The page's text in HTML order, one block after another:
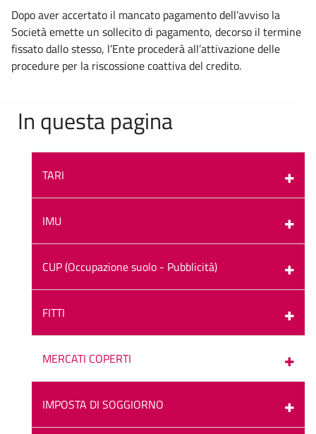
Dopo aver accertato il mancato pagamento dell’avviso la
Società emette un sollecito di pagamento, decorso il termine
fissato dallo stesso, l’Ente procederà all’attivazione delle
procedure per la riscossione coattiva del credito.
In questa pagina
TARI
IMU
CUP (Occupazione suolo - Pubblicità)
FITTI
MERCATI COPERTI
IMPOSTA DI SOGGIORNO